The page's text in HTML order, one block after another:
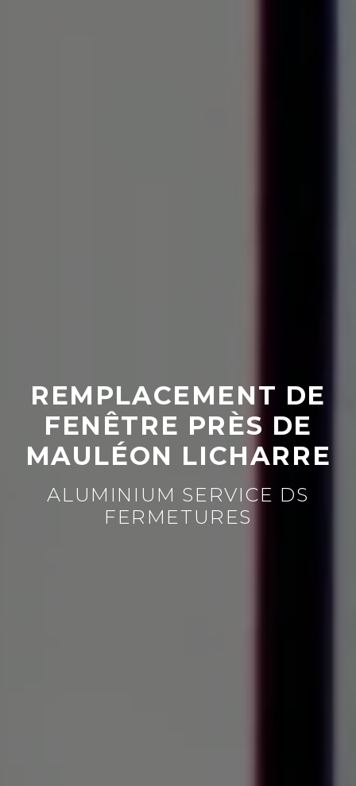
REMPLACEMENT DE
FENÊTRE PRÈS DE
MAULÉON LICHARRE
ALUMINIUM SERVICE DS
FERMETURES